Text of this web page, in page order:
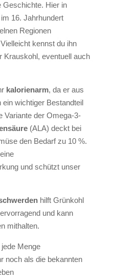
Geschichte. Hier in
16. Jahrhundert
Regionen
kennst du ihn
Krauskohl, eventuell auch
kalorienarm, da er aus
wichtiger Bestandteil
Variante der Omega-3-
(ALA) deckt bei
den Bedarf zu 10 %.
und schützt unser
hilft Grünkohl
und kann
mithalten.
Menge
noch als die bekannten